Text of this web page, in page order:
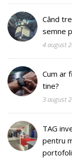
Când
semne
4 august
Cum ar
tine?
3 august
TAG
pentru